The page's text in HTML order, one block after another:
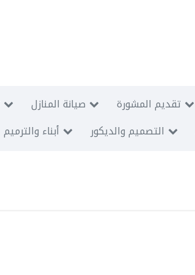
صيانة المنازل تقديم المشورة
أبناء والترميم التصميم والديكور